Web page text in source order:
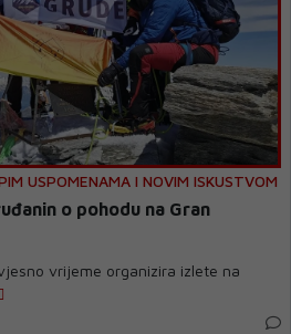
USPOMENAMA I NOVIM ISKUSTVOM
o pohodu na Gran
vrijeme organizira izlete na